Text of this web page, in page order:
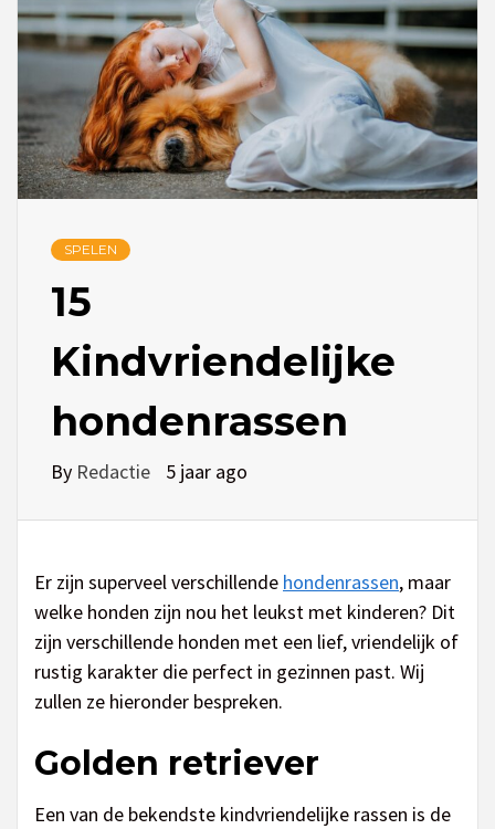
SPELEN
15
Kindvriendelijke
hondenrassen
By Redactie 5 jaar ago
Er zijn superveel verschillende hondenrassen, maar
welke honden zijn nou het leukst met kinderen? Dit
zijn verschillende honden met een lief, vriendelijk of
rustig karakter die perfect in gezinnen past. Wij
zullen ze hieronder bespreken.
Golden retriever
Een van de bekendste kindvriendelijke rassen is de